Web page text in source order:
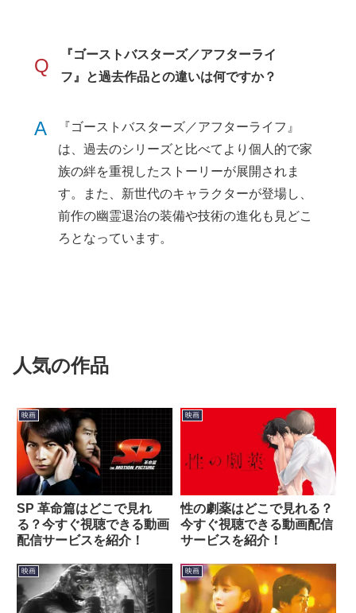
Q
『ゴーストバスターズ／アフターライ
フ』と過去作品との違いは何ですか？
A
『ゴーストバスターズ／アフターライフ』
は、過去のシリーズと比べてより個人的で家
族の絆を重視したストーリーが展開されま
す。また、新世代のキャラクターが登場し、
前作の幽霊退治の装備や技術の進化も見どこ
ろとなっています。
人気の作品
映画
SP 革命篇はどこで見れ
る？今すぐ視聴できる動画
配信サービスを紹介！
映画
性の劇薬はどこで見れる？
今すぐ視聴できる動画配信
サービスを紹介！
映画 映画